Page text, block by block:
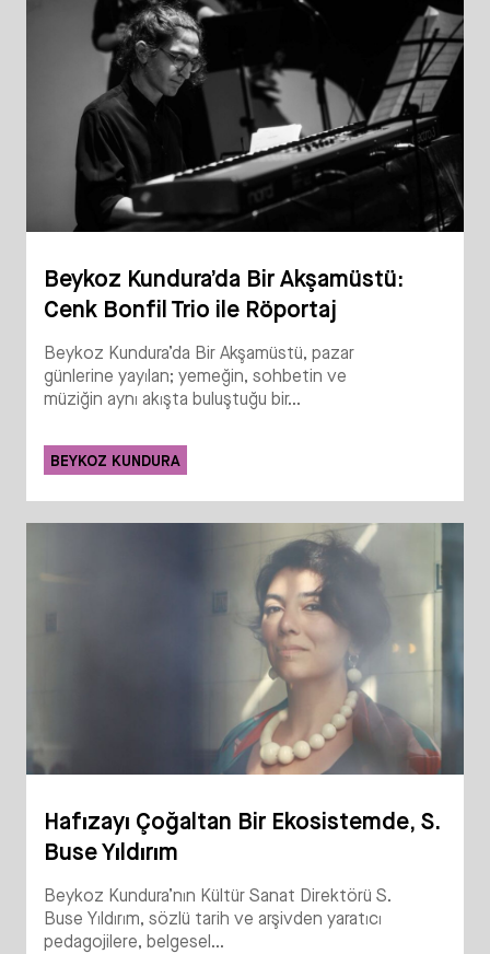
Beykoz Kundura’da Bir Akşamüstü:
Cenk Bonfil Trio ile Röportaj
Beykoz Kundura’da Bir Akşamüstü, pazar
günlerine yayılan; yemeğin, sohbetin ve
müziğin aynı akışta buluştuğu bir...
BEYKOZ KUNDURA
Hafızayı Çoğaltan Bir Ekosistemde, S.
Buse Yıldırım
Beykoz Kundura’nın Kültür Sanat Direktörü S.
Buse Yıldırım, sözlü tarih ve arşivden yaratıcı
pedagojilere, belgesel...